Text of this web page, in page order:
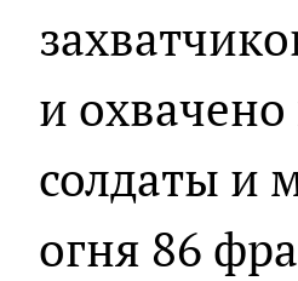
и
солдаты и
огня 86